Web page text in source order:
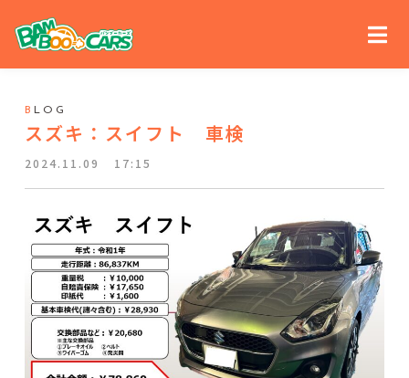
B LOG
スズキ：スイフト 車検
2024.11.09 17:15